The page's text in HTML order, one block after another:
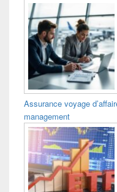
Assurance voyage
management